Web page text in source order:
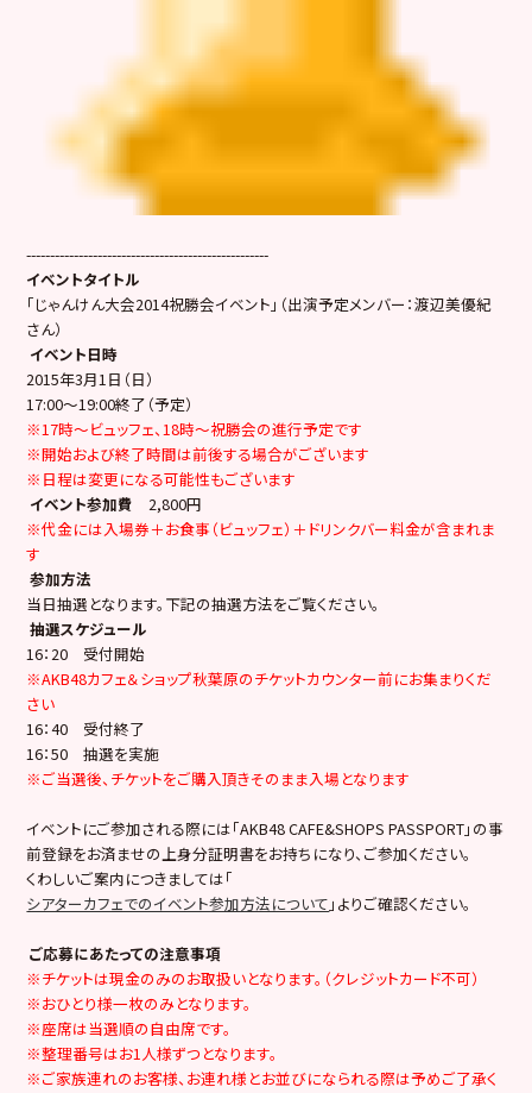
---------------------------------------------------
イベントタイトル
「じゃんけん大会2014祝勝会イベント」（出演予定メンバー：渡辺美優紀
さん）
イベント日時
2015年3月1日（日）
17:00～19:00終了（予定）
※17時～ビュッフェ、18時～祝勝会の進行予定です
※開始および終了時間は前後する場合がございます
※日程は変更になる可能性もございます
イベント参加費 2,800円
※代金には入場券＋お食事（ビュッフェ）＋ドリンクバー料金が含まれま
す
参加方法
当日抽選となります。下記の抽選方法をご覧ください。
抽選スケジュール
16：20 受付開始
※AKB48カフェ＆ショップ秋葉原のチケットカウンター前にお集まりくだ
さい
16：40 受付終了
16：50 抽選を実施
※ご当選後、チケットをご購入頂きそのまま入場となります
イベントにご参加される際には「AKB48 CAFE&SHOPS PASSPORT」の事
前登録をお済ませの上身分証明書をお持ちになり、ご参加ください。
くわしいご案内につきましては「
シアターカフェでのイベント参加方法について 」よりご確認ください。
ご応募にあたっての注意事項
※チケットは現金のみのお取扱いとなります。（クレジットカード不可）
※おひとり様一枚のみとなります。
※座席は当選順の自由席です。
※整理番号はお1人様ずつとなります。
※ご家族連れのお客様、お連れ様とお並びになられる際は予めご了承く